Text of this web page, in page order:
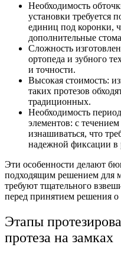
Необходимость
установки требуется
единиц под коронки,
дополнительные
Сложность
ортопеда и зубного
и точности.
Высокая стоимость:
таких протезов
традиционных.
Необходимость
элементов: с
изнашиваться, что
надежной фиксации в
Эти особенности делают
подходящим решением для
требуют тщательного
перед принятием решения о
Этапы
протеза на замках